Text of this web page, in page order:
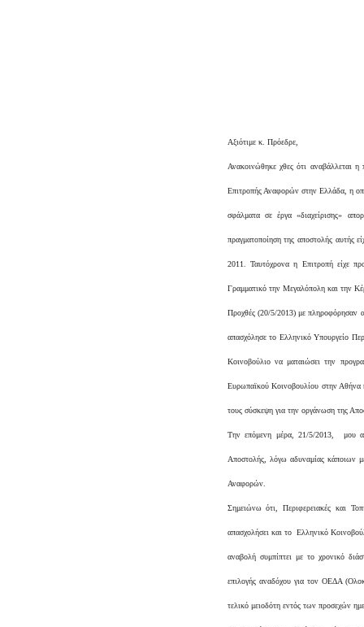
Αξιότιμε κ. Πρόεδρε,
Ανακοινώθηκε χθες ότι αναβάλλεται
Επιτροπής Αναφορών στην Ελλάδα, η
σφάλματα σε έργα «διαχείρισης»
πραγματοποίηση της αποστολής αυτής
2011. Ταυτόχρονα η Επιτροπή είχε
Γραμματικό την Μεγαλόπολη και την
Προχθές (20/5/2013) με πληροφόρησαν
απασχόλησε το Ελληνικό Υπουργείο
Κοινοβούλιο να ματαιώσει την
Ευρωπαϊκού Κοινοβουλίου στην Αθήνα
τους σύσκεψη για την οργάνωση της
Την επόμενη μέρα, 21/5/2013, μου
Αποστολής, λόγω αδυναμίας κάποιων
Αναφορών.
Σημειώνω ότι, Περιφερειακές και
απασχολήσει και το Ελληνικό
αναβολή συμπίπτει με το χρονικό
επιλογής αναδόχου για τον ΟΕΔΑ
τελικό μειοδότη εντός των προσεχών